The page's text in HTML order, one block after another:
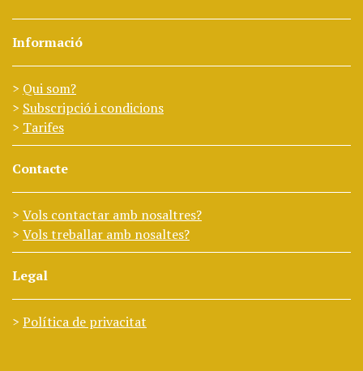
Informació
Qui som?
Subscripció i condicions
Tarifes
Contacte
Vols contactar amb nosaltres?
Vols treballar amb nosaltes?
Legal
Política de privacitat